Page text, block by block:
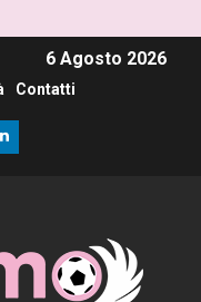
6 Agosto 2026
Contatti